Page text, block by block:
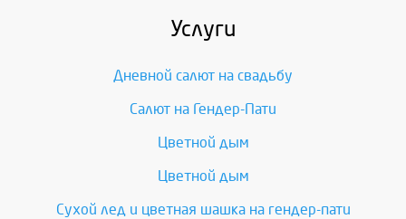
Услуги
Дневной салют на свадьбу
Салют на Гендер-Пати
Цветной дым
Цветной дым
Сухой лед и цветная шашка на гендер-пати